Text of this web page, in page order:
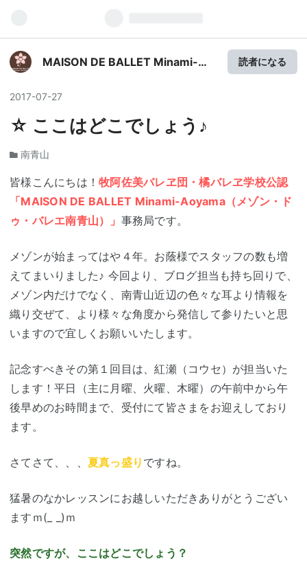
MAISON DE BALLET Minami-
読者になる
2017-07-27
☆ ここはどこでしょう♪
南青山
皆様こんにちは！ 牧阿佐美バレヱ団 ・橘バレヱ学校公認
「MAISON DE BALLET Minami-Aoyama（メゾン・ド
ゥ・バレエ南青山）」 事務局です。
メゾンが始まってはや４年。お蔭様でスタッフの数も増
えてまいりました♪ 今回より、ブログ担当も持ち回りで、
メゾン内だけでなく、南青山近辺の色々な耳より情報を
織り交ぜて、より様々な角度から発信して参りたいと思
いますので宜しくお願いいたします。
記念すべきその第１回目は、紅瀬（コウセ）が担当いた
します！平日（主に月曜、火曜、木曜）の午前中から午
後早めのお時間まで、受付にて皆さまをお迎えしており
ます。
さてさて、、、 夏真っ盛り ですね。
猛暑のなかレッスンにお越しいただきありがとうござい
ますｍ(_ _)ｍ
突然ですが、ここはどこでしょう？